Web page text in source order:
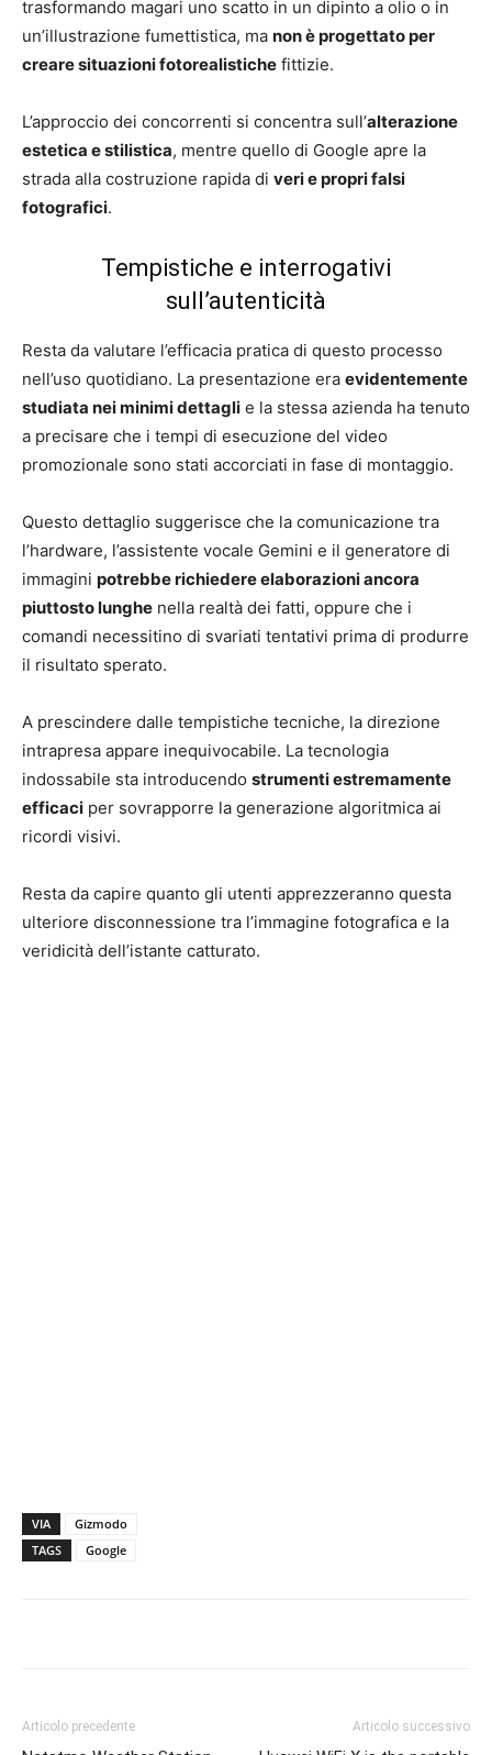
trasformando magari uno scatto in un dipinto a olio o in
un’illustrazione fumettistica, ma non è progettato per
creare situazioni fotorealistiche fittizie.
L’approccio dei concorrenti si concentra sull’alterazione
estetica e stilistica, mentre quello di Google apre la
strada alla costruzione rapida di veri e propri falsi
fotografici.
Tempistiche e interrogativi
sull’autenticità
Resta da valutare l’efficacia pratica di questo processo
nell’uso quotidiano. La presentazione era evidentemente
studiata nei minimi dettagli e la stessa azienda ha tenuto
a precisare che i tempi di esecuzione del video
promozionale sono stati accorciati in fase di montaggio.
Questo dettaglio suggerisce che la comunicazione tra
l’hardware, l’assistente vocale Gemini e il generatore di
immagini potrebbe richiedere elaborazioni ancora
piuttosto lunghe nella realtà dei fatti, oppure che i
comandi necessitino di svariati tentativi prima di produrre
il risultato sperato.
A prescindere dalle tempistiche tecniche, la direzione
intrapresa appare inequivocabile. La tecnologia
indossabile sta introducendo strumenti estremamente
efficaci per sovrapporre la generazione algoritmica ai
ricordi visivi.
Resta da capire quanto gli utenti apprezzeranno questa
ulteriore disconnessione tra l’immagine fotografica e la
veridicità dell’istante catturato.
VIA
Gizmodo
TAGS
Google
Articolo precedente Articolo successivo